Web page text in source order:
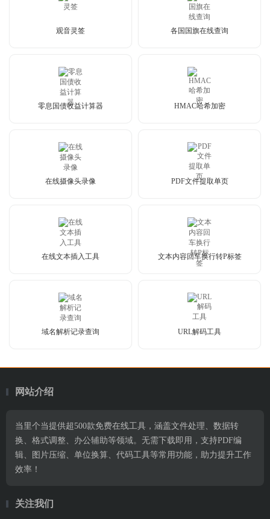
观音灵签 各国国旗在线查询
零息国债收益计算器 HMAC哈希加密
在线摄像头录像 PDF文件提取单页
在线文本插入工具 文本内容回车换行转P标签
域名解析记录查询 URL解码工具
网站介绍
当里个当提供超500款免费在线工具，涵盖文件处理、数据转
换、格式调整、办公辅助等领域。无需下载即用，支持PDF编
辑、图片压缩、单位换算、代码工具等常用功能，助力提升工作
效率！
关注我们